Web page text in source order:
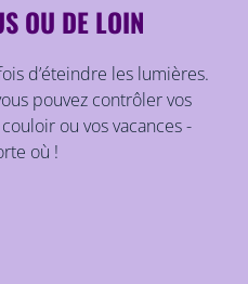
OU DE LOIN
d’éteindre les lumières.
pouvez contrôler vos
ou vos vacances -
où !